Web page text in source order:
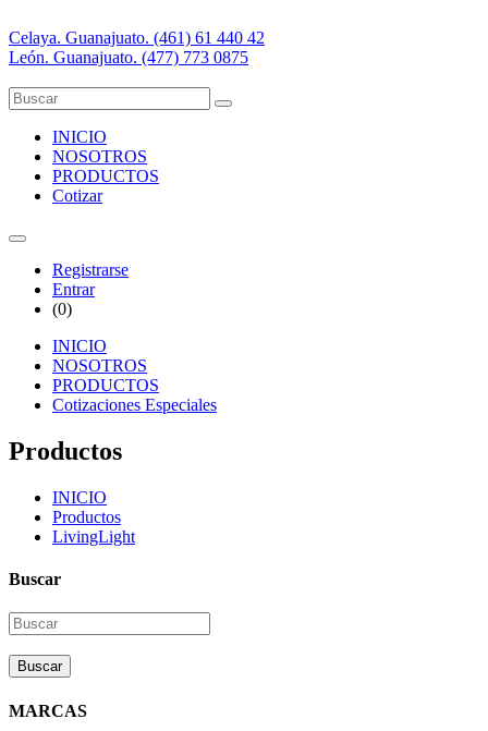
Celaya. Guanajuato. (461) 61 440 42
León. Guanajuato. (477) 773 0875
INICIO
NOSOTROS
PRODUCTOS
Cotizar
Registrarse
Entrar
(0)
INICIO
NOSOTROS
PRODUCTOS
Cotizaciones Especiales
Productos
INICIO
Productos
LivingLight
Buscar
Buscar
MARCAS